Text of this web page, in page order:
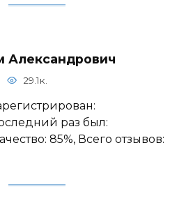
Александрович
29.1к.
раз был:
85%, Всего отзывов: